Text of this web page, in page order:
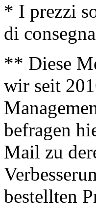
* I prezzi
di consegna
** Diese
wir seit
befragen
Mail zu
bestellten